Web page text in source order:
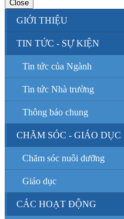
Close
GIỚI THIỆU
TIN TỨC - SỰ KIỆN
Tin tức của Ngành
Tin tức Nhà trường
Thông báo chung
CHĂM SÓC - GIÁO DỤC
Chăm sóc nuôi dưỡng
Giáo dục
CÁC HOẠT ĐỘNG